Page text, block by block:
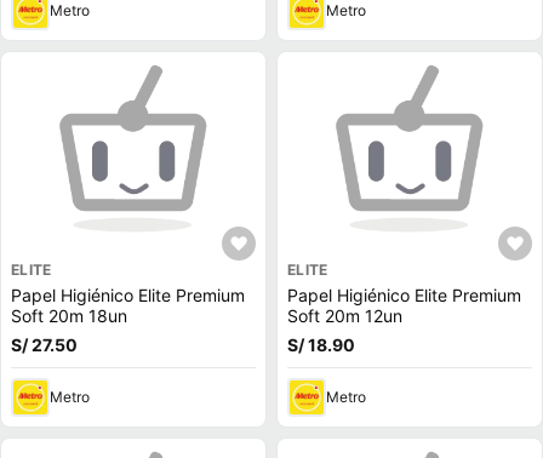
Metro Metro
ELITE
Papel Higiénico Elite Premium
Soft 20m 18un
S/ 27.50
Metro
ELITE
Papel Higiénico Elite Premium
Soft 20m 12un
S/ 18.90
Metro